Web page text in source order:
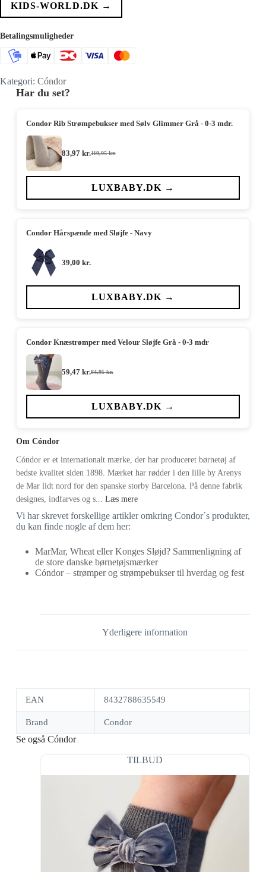
KIDS-WORLD.DK →
Betalingsmuligheder
Kategori: Cóndor
Har du set?
Condor Rib Strømpebukser med Sølv Glimmer Grå - 0-3 mdr.
119,95kr.
Den
pris
var:
83,97 kr.Den
pris
er:
LUXBABY.DK →
Condor Hårspænde med Sløjfe - Navy
39,00 kr.
LUXBABY.DK →
Condor Knæstrømper med Velour Sløjfe Grå - 0-3 mdr
84,95kr.
Den
pris
var:
59,47 kr.Den
pris
er:
LUXBABY.DK →
Om Cóndor
Cóndor er et internationalt mærke, der har produceret børnetøj af
bedste kvalitet siden 1898. Mærket har rødder i den lille by Arenys
de Mar lidt nord for den spanske storby Barcelona. På denne fabrik
designes, indfarves og s... Læs mere
Vi har skrevet forskellige artikler omkring Condor´s produkter,
du kan finde nogle af dem her:
MarMar, Wheat eller Konges Sløjd? Sammenligning af
de store danske børnetøjsmærker
Cóndor – strømper og strømpebukser til hverdag og fest
Yderligere information
EAN 8432788635549
Brand Condor
Se også Cóndor
TILBUD